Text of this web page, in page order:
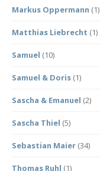
Markus Oppermann (1)
Matthias Liebrecht (1)
Samuel (10)
Samuel & Doris (1)
Sascha & Emanuel (2)
Sascha Thiel (5)
Sebastian Maier (34)
Thomas Ruhl (1)